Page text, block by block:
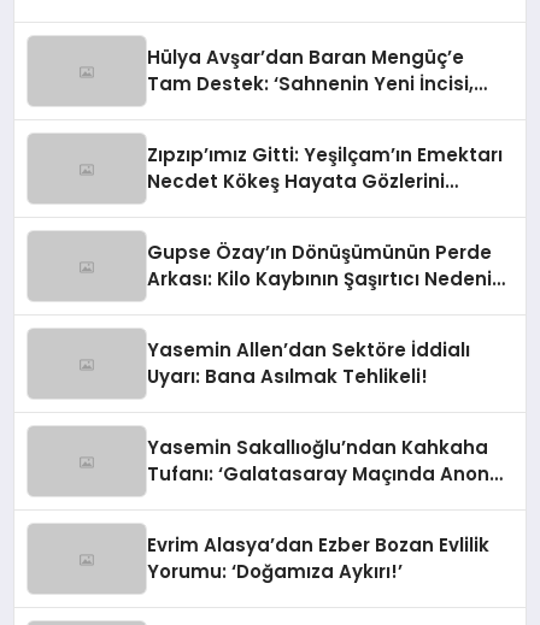
Hülya Avşar’dan Baran Mengüç’e
Tam Destek: ‘Sahnenin Yeni İncisi,
Zıpzıp’ımız Gitti: Yeşilçam’ın Emektarı
Necdet Kökeş Hayata Gözlerini
Gupse Özay’ın Dönüşümünün Perde
Arkası: Kilo Kaybının Şaşırtıcı Nedeni
Yasemin Allen’dan Sektöre İddialı
Uyarı: Bana Asılmak Tehlikeli!
Yasemin Sakallıoğlu’ndan Kahkaha
Tufanı: ‘Galatasaray Maçında Anons
Evrim Alasya’dan Ezber Bozan Evlilik
Yorumu: ‘Doğamıza Aykırı!’